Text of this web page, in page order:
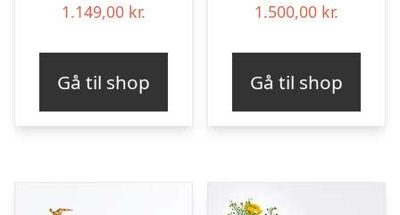
1.149,00 kr.
Gå til shop
1.500,00 kr.
Gå til shop